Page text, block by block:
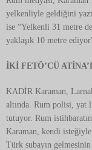
yelkenliyle geldiğini
ise “Yelkenli 31 metre
yaklaşık 10 metre
İKİ FETÖ’CÜ
KADİR Karaman,
altında. Rum polisi, yat
tutuyor. Rum
Karaman, kendi
Türk subayın